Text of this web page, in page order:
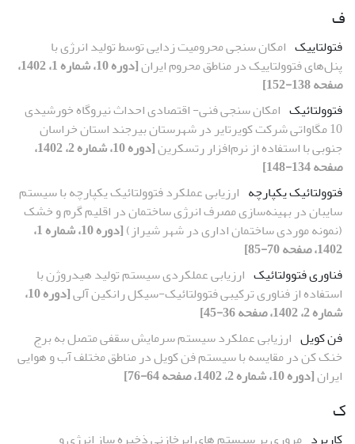
ف
فتولتاییک امکان‌ سنجی محرومیت زدایی توسط تولید انرژی با
پنل‌های فتوولتاییک در مناطق محروم ایران
[دوره 10، شماره 1، 1402،
صفحه 138-152]
فتوولتائیک امکان سنجی فنی- اقتصادی احداث نیروگاه خورشیدی
10 مگاواتی شرکت کویرتایر در شهرستان بیرجند استان خراسان
جنوبی با استفاده از نرم‌افزار رتسکرین
[دوره 10، شماره 2، 1402،
صفحه 134-148]
فتوولتائیک یکپارچه ارزیابی عملکرد فتوولتائیک یکپارچه با سیستم
سایبان در بهینه‌سازی مصرف انرژی ساختمان در اقلیم گرم و خشک
(نمونه موردی ساختمان اداری در شهر شیراز)
[دوره 10، شماره 1،
1402، صفحه 70-85]
فناوری فتوولتائیک ارزیابی عملکردی سیستم تولید هیدروژن با
استفاده از فناوری ترکیبی فتوولتائیک-سیکل رانکین آلی
[دوره 10،
شماره 2، 1402، صفحه 36-45]
فن کویل ارزیابی عملکرد سیستم سرمایش سقفی متصل به برج
خنک کن در مقایسه با سیستم فن کویل در مناطق مختلف آب و هوایی
ایران[دوره 10، شماره 2، 1402، صفحه 64-76]
ک
کاربرد مروری بر سیستم های ابرخازنی ذخیره‏ ساز انرژی و